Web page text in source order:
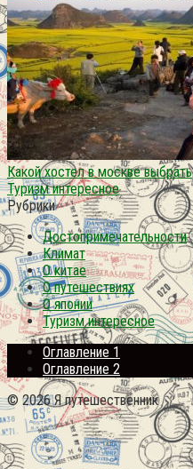
Какой хостел в москве выбрать
Туризм интересное
Рубрики
Достопримечательности
Климат
О китае
О путешествиях
О японии
Туризм интересное
Оглавление 1
Оглавление 2
© 2026 Я путешественник